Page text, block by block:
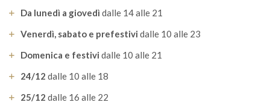
Da lunedì a giovedì dalle 14 alle 21
Venerdì, sabato e prefestivi dalle 10 alle 23
Domenica e festivi dalle 10 alle 21
24/12 dalle 10 alle 18
25/12 dalle 16 alle 22